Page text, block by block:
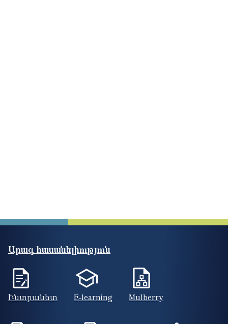
Արագ հասանելիություն
Ինտրանետ E-learning Mulberry